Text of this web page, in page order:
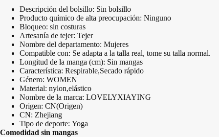
Descripción del bolsillo: Sin bolsillo
Producto químico de alta preocupación: Ninguno
Bloqueo: sin costuras
Artesanía de tejer: Tejer
Nombre del departamento: Mujeres
Compatible con: Se adapta a la talla real, tome su talla normal.
Longitud de la manga (cm): Sin mangas
Característica: Respirable,Secado rápido
Género: WOMEN
Material: nylon,elástico
Nombre de la marca: LOVELYXIAYING
Origen: CN(Origen)
CN: Zhejiang
Tipo de deporte: Yoga
Comodidad sin mangas